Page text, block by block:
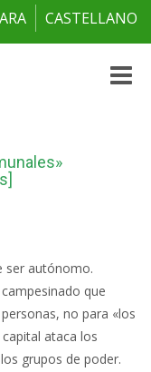
CASTELLANO
Toggle
ser autónomo.
que
no para «los
ataca los
grupos de poder.